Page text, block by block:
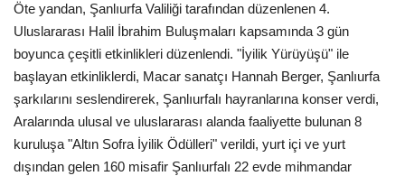
Öte yandan, Şanlıurfa Valiliği tarafından düzenlenen 4.
Uluslararası Halil İbrahim Buluşmaları kapsamında 3 gün
boyunca çeşitli etkinlikleri düzenlendi. "İyilik Yürüyüşü" ile
başlayan etkinliklerdi, Macar sanatçı Hannah Berger, Şanlıurfa
şarkılarını seslendirerek, Şanlıurfalı hayranlarına konser verdi,
Aralarında ulusal ve uluslararası alanda faaliyette bulunan 8
kuruluşa "Altın Sofra İyilik Ödülleri" verildi, yurt içi ve yurt
dışından gelen 160 misafir Şanlıurfalı 22 evde mihmandar